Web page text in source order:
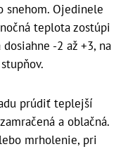
snehom. Ojedinele
teplota zostúpi
-2 až +3, na
prúdiť teplejší
a oblačná.
mrholenie, pri